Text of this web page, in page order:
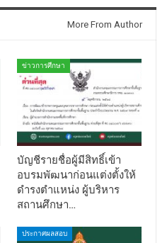
More From Author
ข่าวการศึกษา
บัญชีรายชื่อผู้มีสิทธิ์เข้า
อบรมพัฒนาก่อนแต่งตั้งให้
ดำรงตำแหน่ง ผู้บริหาร
สถานศึกษา…
ประกาศผลสอบ